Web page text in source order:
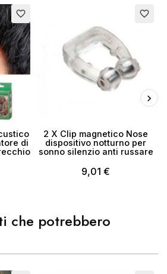
favorite_border
di
favorite_border
2 X Clip magnetico Nose
dispositivo notturno per
sonno silenzio anti russare
9,01 €
che potrebbero